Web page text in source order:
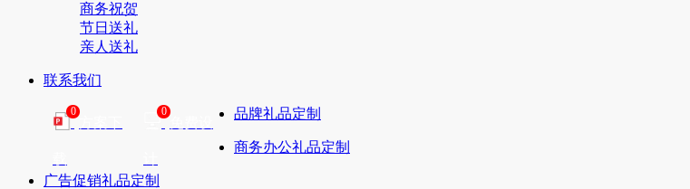
商务祝贺
节日送礼
亲人送礼
联系我们
0 0 品牌礼品定制
商务办公礼品定制
广告促销礼品定制